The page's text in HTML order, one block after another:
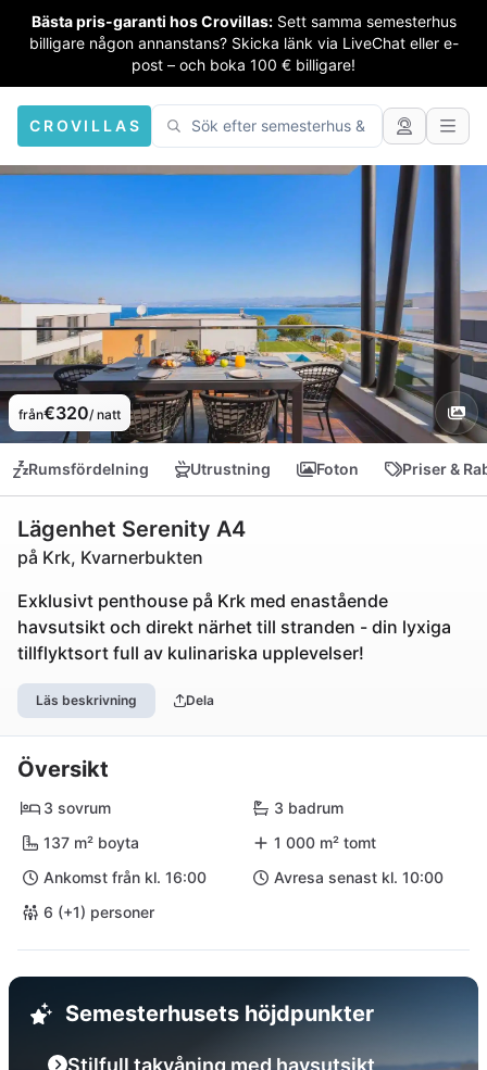
Bästa pris-garanti hos Crovillas: Sett samma semesterhus
billigare någon annanstans? Skicka länk via LiveChat eller e-
post – och boka 100 € billigare!
CROVILLAS
från€320/ natt
Rumsfördelning Utrustning Foton Priser &
Lägenhet Serenity A4
på Krk, Kvarnerbukten
Exklusivt penthouse på Krk med enastående
havsutsikt och direkt närhet till stranden - din lyxiga
tillflyktsort full av kulinariska upplevelser!
Läs beskrivning Dela
Översikt
3 sovrum
3 badrum
137 m² boyta
1 000 m² tomt
Ankomst från kl. 16:00
Avresa senast kl. 10:00
6 (+1) personer
Semesterhusets höjdpunkter
Stilfull takvåning med havsutsikt